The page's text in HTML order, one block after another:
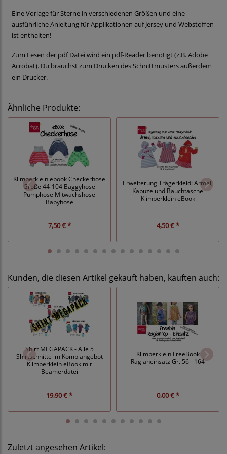
Eine Vorlage für Sterne in verschiedenen Größen und eine
ausführliche Anleitung für Applikationen auf Jersey und Webstoffen
ist enthalten!
Zum Lesen der pdf Datei wird ein pdf-Reader benötigt (z.B. Adobe
Acrobat). Du brauchst zum Drucken des Schnittmusters außerdem
ein Drucker.
Ähnliche Produkte:
Klimperklein ebook Checkerhose
Größe 44-104 Baggyhose
Pumphose Mitwachshose
Babyhose
7,50 € *
Erweiterung Trägerkleid: Ärmel,
Kapuze und Bauchtasche
Klimperklein eBook
4,50 € *
Kunden, die diesen Artikel gekauft haben, kauften auch:
Shirt MEGAPACK - Alle 5
Shirtschnitte im Kombiangebot
Klimperklein eBook mit
Beamerdatei
19,90 € *
Klimperklein FreeBook
Raglaneinsatz Gr. 56 - 164
0,00 € *
Zuletzt angesehen Artikel: